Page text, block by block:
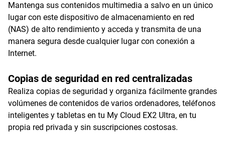
Mantenga sus contenidos multimedia a salvo en un único
lugar con este dispositivo de almacenamiento en red
(NAS) de alto rendimiento y acceda y transmita de una
manera segura desde cualquier lugar con conexión a
Internet.
Copias de seguridad en red centralizadas
Realiza copias de seguridad y organiza fácilmente grandes
volúmenes de contenidos de varios ordenadores, teléfonos
inteligentes y tabletas en tu My Cloud EX2 Ultra, en tu
propia red privada y sin suscripciones costosas.